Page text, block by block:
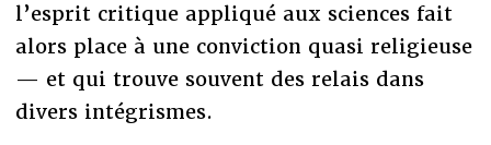
l’esprit critique appliqué aux sciences fait
alors place à une conviction quasi religieuse
— et qui trouve souvent des relais dans
divers intégrismes.